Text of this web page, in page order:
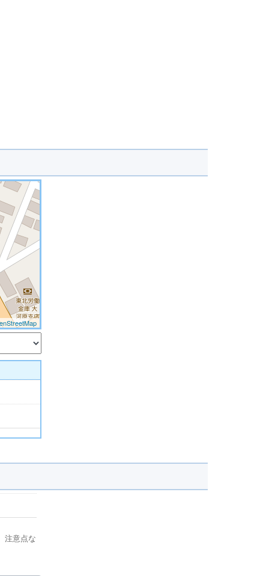
注意点な